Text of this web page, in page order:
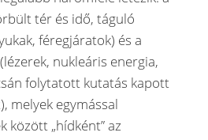
tér és idő, táguló
féregjáratok) és a
nukleáris energia,
folytatott kutatás kapott
melyek egymással
között „hídként” az